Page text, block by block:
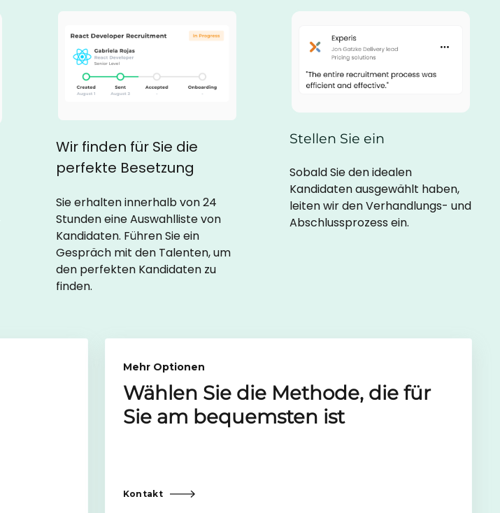
Wir finden für Sie die
perfekte Besetzung
Sie erhalten innerhalb von 24
Stunden eine Auswahlliste von
Kandidaten. Führen Sie ein
Gespräch mit den Talenten, um
den perfekten Kandidaten zu
finden.
Stellen Sie ein
Sobald Sie den idealen
Kandidaten ausgewählt haben,
leiten wir den Verhandlungs- und
Abschlussprozess ein.
Mehr Optionen
Wählen Sie die Methode, die für
Sie am bequemsten ist
Kontakt